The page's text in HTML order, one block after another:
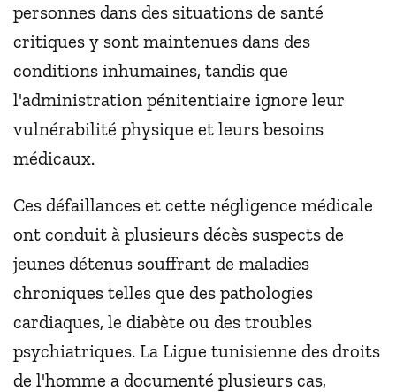
personnes dans des situations de santé
critiques y sont maintenues dans des
conditions inhumaines, tandis que
l'administration pénitentiaire ignore leur
vulnérabilité physique et leurs besoins
médicaux.
Ces défaillances et cette négligence médicale
ont conduit à plusieurs décès suspects de
jeunes détenus souffrant de maladies
chroniques telles que des pathologies
cardiaques, le diabète ou des troubles
psychiatriques. La Ligue tunisienne des droits
de l'homme a documenté plusieurs cas,